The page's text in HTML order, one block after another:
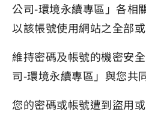
公司-環境永續專區」各相
以該帳號使用網站之全部
維持密碼及帳號的機密安
司-環境永續專區」與您共
您的密碼或帳號遭到盜用